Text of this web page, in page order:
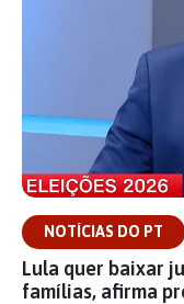
NOTÍCIAS DO PT
Lula quer baixar
famílias, afirma